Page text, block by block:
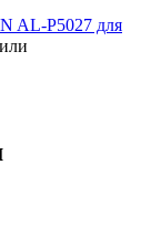
AL-P5027 для